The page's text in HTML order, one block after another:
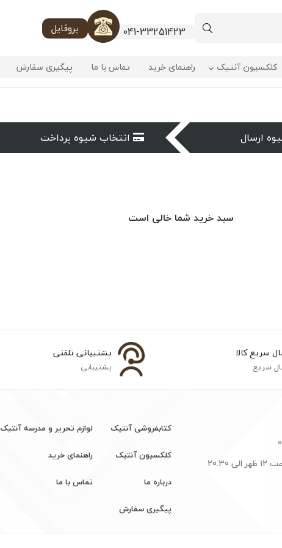
041-33251423 پروفایل
کلکسیون آنتیک راهنمای خرید تماس با ما پیگیری سفارش
ارسال انتخاب شیوه پرداخت
سبد خرید شما خالی است
سریع کالا
سریع
پشتیبانی تلفنی
پشتیبانی
شنبه تا پنجشنبه ساعت 12 ظهر الی 20.30
کتابفروشی آنتیک
لوازم تحریر و مدرسه آنتیک
کلکسیون آنتیک
راهنمای خرید
درباره ما
تماس با ما
پیگیری سفارش